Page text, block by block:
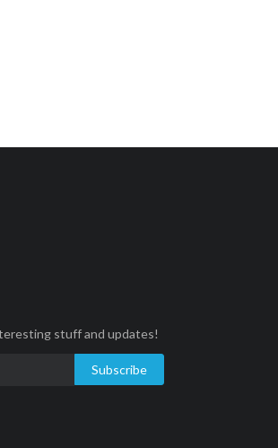
stuff and updates!
Subscribe